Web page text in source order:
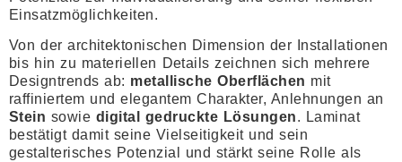
Einsatzmöglichkeiten.
Von der architektonischen Dimension der Installationen
bis hin zu materiellen Details zeichnen sich mehrere
Designtrends ab: metallische Oberflächen mit
raffiniertem und elegantem Charakter, Anlehnungen an
Stein sowiedigital gedruckte Lösungen. Laminat
bestätigt damit seine Vielseitigkeit und sein
gestalterisches Potenzial und stärkt seine Rolle als